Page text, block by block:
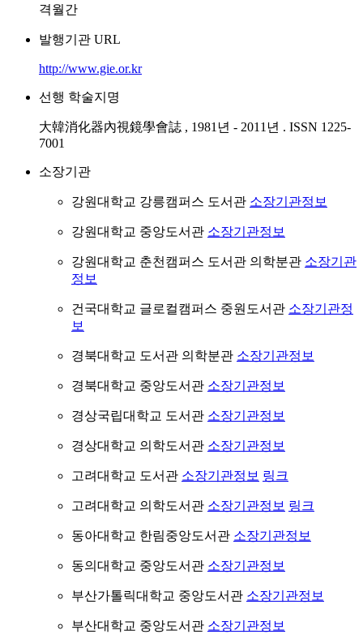
격월간
발행기관 URL
http://www.gie.or.kr
선행 학술지명
大韓消化器內視鏡學會誌 , 1981년 - 2011년 . ISSN 1225-
7001
소장기관
강원대학교 강릉캠퍼스 도서관 소장기관정보
강원대학교 중앙도서관 소장기관정보
강원대학교 춘천캠퍼스 도서관 의학분관 소장기관
정보
건국대학교 글로컬캠퍼스 중원도서관 소장기관정
보
경북대학교 도서관 의학분관 소장기관정보
경북대학교 중앙도서관 소장기관정보
경상국립대학교 도서관 소장기관정보
경상대학교 의학도서관 소장기관정보
고려대학교 도서관 소장기관정보 링크
고려대학교 의학도서관 소장기관정보 링크
동아대학교 한림중앙도서관 소장기관정보
동의대학교 중앙도서관 소장기관정보
부산가톨릭대학교 중앙도서관 소장기관정보
부산대학교 중앙도서관 소장기관정보